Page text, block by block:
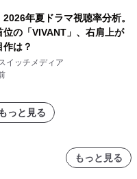
2026年夏ドラマ視聴率分析。
位の「VIVANT」、右肩上が
作は？
イッチメディア
っと見る
もっと見る